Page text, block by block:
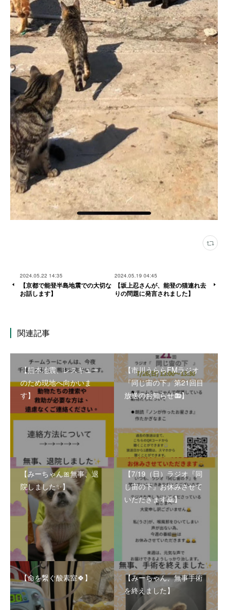
2024.05.22 14:35
【京都で能登半島地震での大切な
お話します】
2024.05.19 04:45
【坂上忍さんが、能登の猫連れ去
りの問題に発言されました】
関連記事
【熊本地震、レスキュー
のため現地へ向かいま
す】
【市川うららFMラジオ
『同じ宙の下』第21回目
放送のお知らせ📻】
【みーちゃん🎀無事、退
院しました✨】
【7/19（日）ラジオ『同
じ宙の下』お休みさせて
いただきます🙇】
【命を繋ぐ酸素室🍀】
【みーちゃん、無事手術
を終えました】